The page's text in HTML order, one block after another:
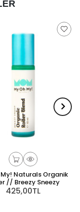
Naturals Organik
// Breezy Sneezy
425,00TL